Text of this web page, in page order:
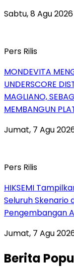
Sabtu, 8 Agu 2026
Pers Rilis
MONDEVITA
UNDERSCORE
MAGLIANO,
MEMBANGUN
Jumat, 7 Agu
Pers Rilis
HIKSEMI
Seluruh Skenario
Pengembangan
Jumat, 7 Agu
Berita